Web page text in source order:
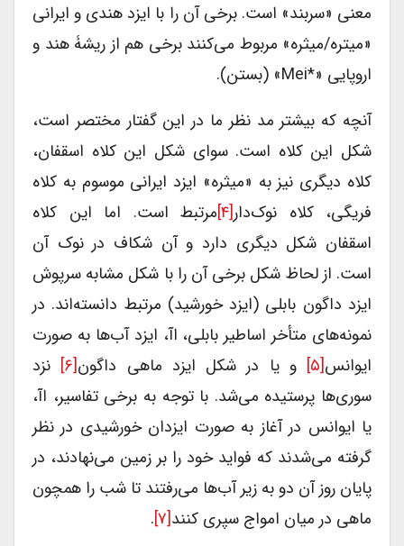
معنی «سربند» است. برخی آن را با ایزد هندی و ایرانی
«میتره/میثره» مربوط می‌کنند برخی هم از ریشۀ هند و
اروپایی «*mei» (بستن).
آنچه که بیشتر مد نظر ما در این گفتار مختصر است،
شکل این کلاه است. سوای شکل این کلاه اسقفان،
کلاه دیگری نیز به «میثره» ایزد ایرانی موسوم به کلاه
فریگی، کلاه نوک‌دار[۴] مرتبط است. اما این کلاه
اسقفان شکل دیگری دارد و آن شکاف در نوک آن
است. از لحاظ شکل برخی آن را با شکل مشابه سرپوش
ایزد داگون بابلی (ایزد خورشید) مرتبط دانسته‌اند. در
نمونه‌های متأخر اساطیر بابلی، اآ، ایزد آب‌ها به صورت
ایوانس[۵] و یا در شکل ایزد ماهی داگون[۶] نزد
سوری‌ها پرستیده می‌شد. با توجه به برخی تفاسیر، اآ،
یا ایوانس در آغاز به صورت ایزدان خورشیدی در نظر
گرفته می‌شدند که فواید خود را بر زمین می‌نهادند، در
پایان روز آن دو به زیر آب‌ها می‌رفتند تا شب را همچون
ماهی در میان امواج سپری کنند[۷] .